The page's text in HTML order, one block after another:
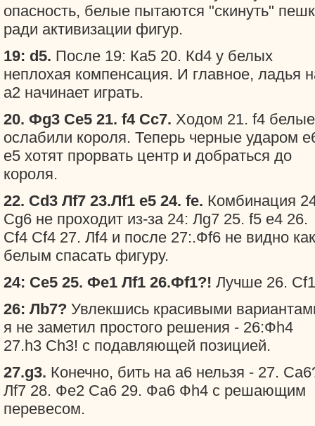
опасность, белые пытаются "скинуть"
ради активизации фигур.
19: d5. После 19: Ка5 20. Кd4 у белых
неплохая компенсация. И главное, ладья
а2 начинает играть.
20. Фg3 Ce5 21. f4 Cc7. Ходом 21. f4 белые
ослабили короля. Теперь черные ударом
е5 хотят прорвать центр и добраться до
короля.
22. Cd3 Лf7 23.Лf1 e5 24. fe. Комбинация
Cg6 не проходит из-за 24: Лg7 25. f5 e4 26.
Cf4 Cf4 27. Лf4 и после 27:.Фf6 не видно как
белым спасать фигуру.
24: Ce5 25. Фе1 Лf1 26.Фf1?! Лучше 26.
26: Лb7? Увлекшись красивыми
я не заметил простого решения - 26:Фh4
27.h3 Ch3! с подавляющей позицией.
27.g3. Конечно, бить на а6 нельзя - 27.
Лf7 28. Фе2 Са6 29. Фа6 Фh4 с решающим
перевесом.